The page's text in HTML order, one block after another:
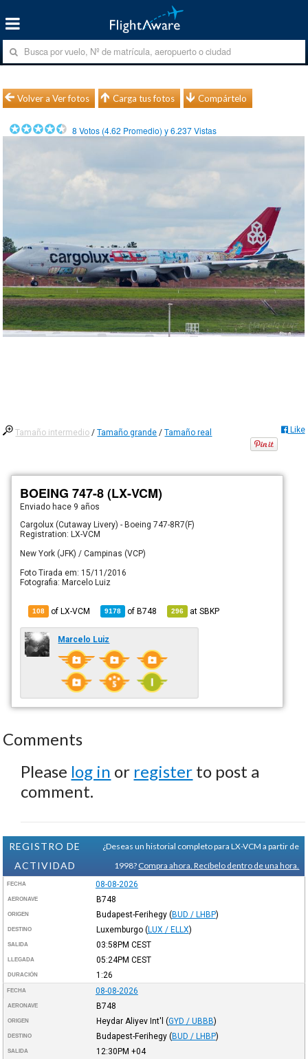
Volver a Ver fotos Carga tus fotos Compártelo
8 Votos (4.62 Promedio) y6.237Vistas
Tamaño intermedio /Tamaño grande /Tamaño real Like
BOEING 747-8 (LX-VCM)
Enviado hace 9 años
Cargolux (Cutaway Livery) - Boeing 747-8R7(F)
Registration: LX-VCM
New York (JFK) / Campinas (VCP)
Foto Tirada em: 15/11/2016
Fotografia: Marcelo Luiz
108 of LX-VCM 9178 ofB748 296 atSBKP
Marcelo Luiz
Comments
Please log in or register to post a
comment.
REGISTRO DE
ACTIVIDAD
¿Deseas un historial completo para LX-VCM a partir de
1998? Compra ahora. Recíbelo dentro de una hora.
FECHA 08-08-2026
AERONAVE B748
ORIGEN Budapest-Ferihegy (BUD / LHBP)
DESTINO Luxemburgo (LUX / ELLX)
SALIDA 03:58PM CEST
LLEGADA 05:24PM CEST
DURACIÓN 1:26
FECHA 08-08-2026
AERONAVE B748
ORIGEN Heydar Aliyev Int'l (GYD / UBBB)
DESTINO Budapest-Ferihegy (BUD / LHBP)
SALIDA 12:30PM +04